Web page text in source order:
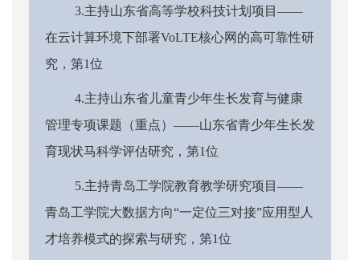
3.主持山东省高等学校科技计划项目——
在云计算环境下部署VoLTE核心网的高可靠性研
究，第1位
4.主持山东省儿童青少年生长发育与健康
管理专项课题（重点）——山东省青少年生长发
育现状马科学评估研究，第1位
5.主持青岛工学院教育教学研究项目——
青岛工学院大数据方向“一定位三对接”应用型人
才培养模式的探索与研究，第1位